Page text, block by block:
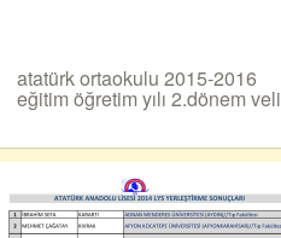
atatürk ortaokulu 2015-2016
eğitim öğretim yılı 2.dönem veli